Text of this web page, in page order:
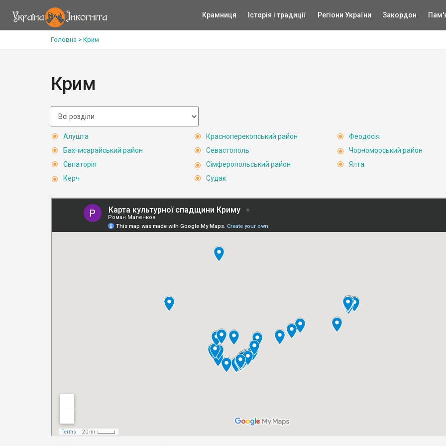
Крамниця Історія і традиції Регіони України Закордон
Головна > Крим
Крим
Алушта
Бахчисарайський район
Євпаторія
Керч
Красноперекопський район
Севастополь
Сімферопольський район
Судак
Феодосія
Чорноморський район
Ялта